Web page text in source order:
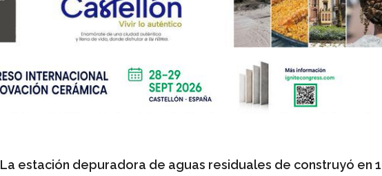
La estación depuradora de aguas residuales de construyó en